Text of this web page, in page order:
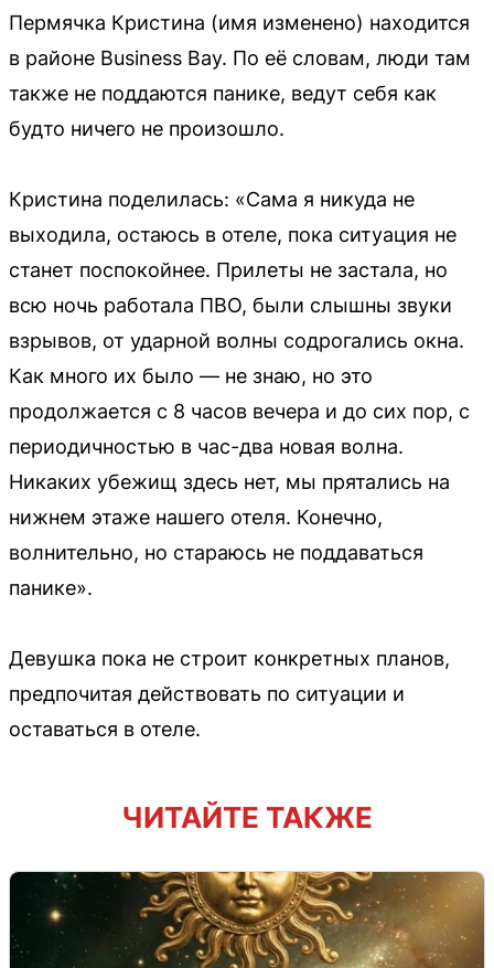
Пермячка Кристина (имя изменено) находится
в районе Business Bay. По её словам, люди там
также не поддаются панике, ведут себя как
будто ничего не произошло.
Кристина поделилась: «Сама я никуда не
выходила, остаюсь в отеле, пока ситуация не
станет поспокойнее. Прилеты не застала, но
всю ночь работала ПВО, были слышны звуки
взрывов, от ударной волны содрогались окна.
Как много их было — не знаю, но это
продолжается с 8 часов вечера и до сих пор, с
периодичностью в час-два новая волна.
Никаких убежищ здесь нет, мы прятались на
нижнем этаже нашего отеля. Конечно,
волнительно, но стараюсь не поддаваться
панике».
Девушка пока не строит конкретных планов,
предпочитая действовать по ситуации и
оставаться в отеле.
ЧИТАЙТЕ ТАКЖЕ